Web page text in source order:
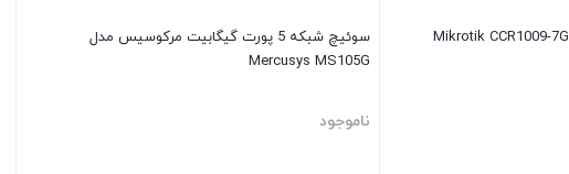
سوئیچ شبکه 5 پورت گیگابیت مرکوسیس مدل
Mercusys MS105G
ناموجود